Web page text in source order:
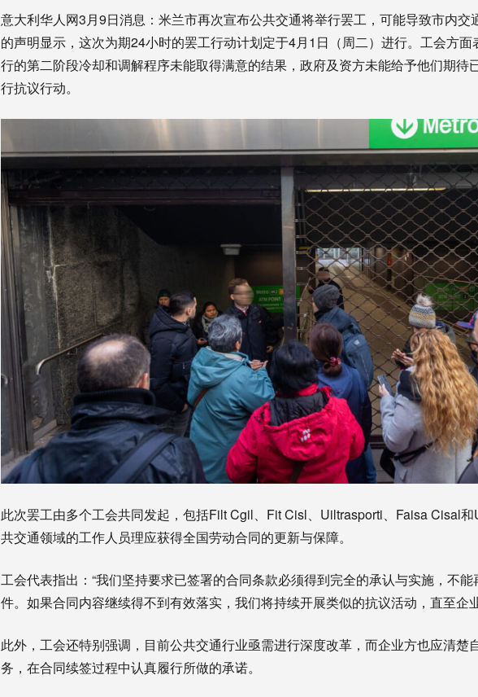
意大利华人网3月9日消息：米兰市再次宣布公共交通将举行罢工，可能导致市内交
的声明显示，这次为期24小时的罢工行动计划定于4月1日（周二）进行。工会方
行的第二阶段冷却和调解程序未能取得满意的结果，政府及资方未能给予他们期待
行抗议行动。
此次罢工由多个工会共同发起，包括Filt Cgil、Fit Cisl、Uiltrasporti、Faisa Cisal
共交通领域的工作人员理应获得全国劳动合同的更新与保障。
工会代表指出：“我们坚持要求已签署的合同条款必须得到完全的承认与实施，不
件。如果合同内容继续得不到有效落实，我们将持续开展类似的抗议活动，直至企
此外，工会还特别强调，目前公共交通行业亟需进行深度改革，而企业方也应清楚
务，在合同续签过程中认真履行所做的承诺。